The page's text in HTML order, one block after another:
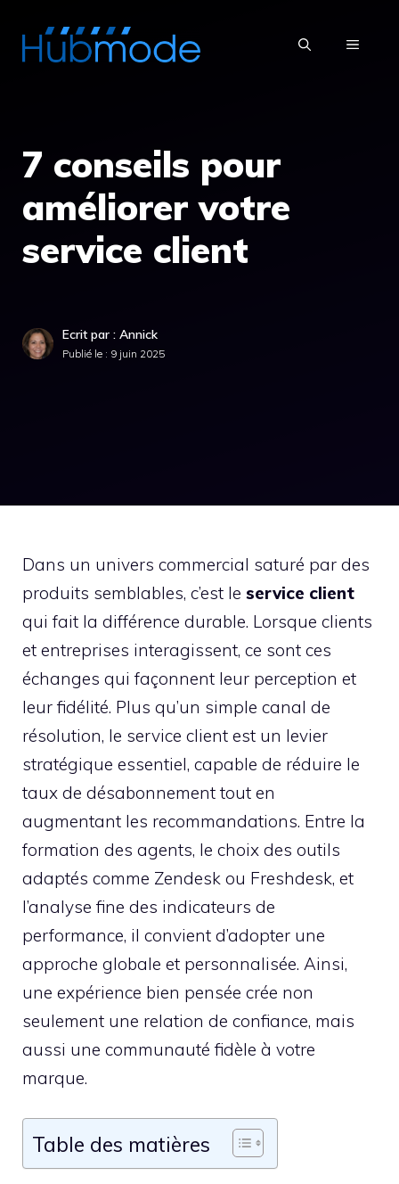
MENU
7 conseils pour
améliorer votre
service client
Ecrit par : Annick
Publié le : 9 juin 2025
Dans un univers commercial saturé par des
produits semblables, c’est le service client
qui fait la différence durable. Lorsque clients
et entreprises interagissent, ce sont ces
échanges qui façonnent leur perception et
leur fidélité. Plus qu’un simple canal de
résolution, le service client est un levier
stratégique essentiel, capable de réduire le
taux de désabonnement tout en
augmentant les recommandations. Entre la
formation des agents, le choix des outils
adaptés comme Zendesk ou Freshdesk, et
l’analyse fine des indicateurs de
performance, il convient d’adopter une
approche globale et personnalisée. Ainsi,
une expérience bien pensée crée non
seulement une relation de confiance, mais
aussi une communauté fidèle à votre
marque.
Table des matières